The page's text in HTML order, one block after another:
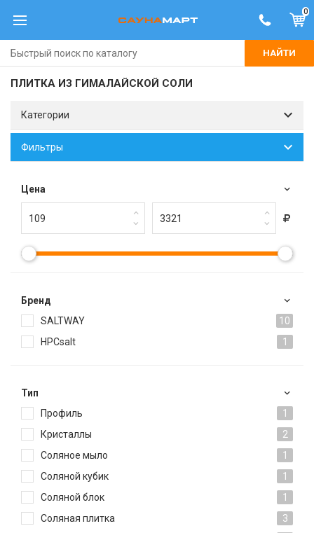
0
НАЙТИ
ПЛИТКА ИЗ ГИМАЛАЙСКОЙ СОЛИ
Категории
Фильтры
Цена
Брeнд
SALTWAY
10
HPCsalt
1
Тип
Профиль
1
Кристаллы
2
Соляное мыло
1
Соляной кубик
1
Соляной блок
1
Соляная плитка
3